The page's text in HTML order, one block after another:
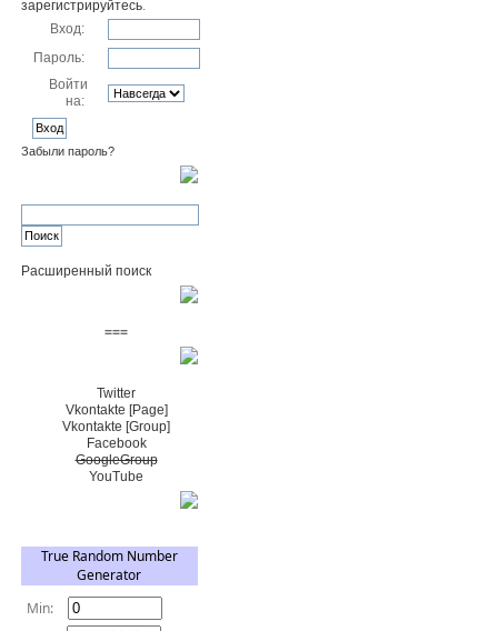
зарегистрируйтесь.
Вход:
Пароль:
Войти
на:
Забыли пароль?
Расширенный поиск
===
Twitter
Vkontakte [Page]
Vkontakte [Group]
Facebook
GoogleGroup
YouTube